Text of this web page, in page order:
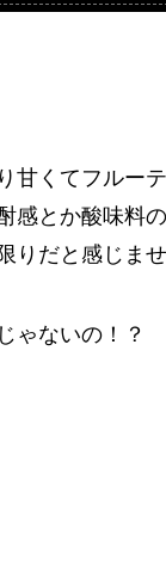
甘くてフルー
感とか酸味料
りだと感じませ
ゃないの！？